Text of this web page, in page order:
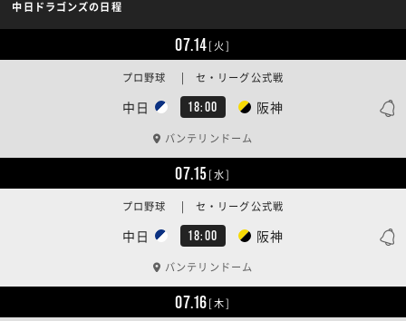
中日ドラゴンズの日程
07.14[火]
中日 18:00 阪神
プロ野球 | セ・リーグ公式戦
バンテリンドーム
07.15[水]
中日 18:00 阪神
プロ野球 | セ・リーグ公式戦
バンテリンドーム
07.16[木]